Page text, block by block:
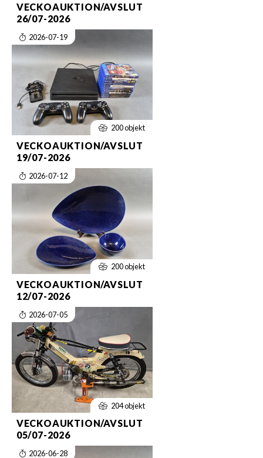
VECKOAUKTION/AVSLUT
26/07-2026
2026-07-19
200 objekt
VECKOAUKTION/AVSLUT
19/07-2026
2026-07-12
200 objekt
VECKOAUKTION/AVSLUT
12/07-2026
2026-07-05
204 objekt
VECKOAUKTION/AVSLUT
05/07-2026
2026-06-28